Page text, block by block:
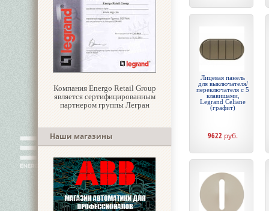
Компания Energo Retail Group
является сертифицированным
партнером группы Легран
Наши магазины
Лицевая панель
для выключателя/
переключателя с 5
клавишами,
Legrand Celiane
(графит)
9622 руб.